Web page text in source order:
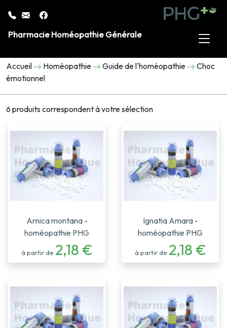
Pharmacie Homéopathie Générale
Accueil Homéopathie Guide de l'homéopathie
Choc
émotionnel
6 produits correspondent à votre sélection
Arnica montana -
homéopathie PHG
à partir de 2,18 €
Ignatia Amara -
homéopathie PHG
à partir de 2,18 €